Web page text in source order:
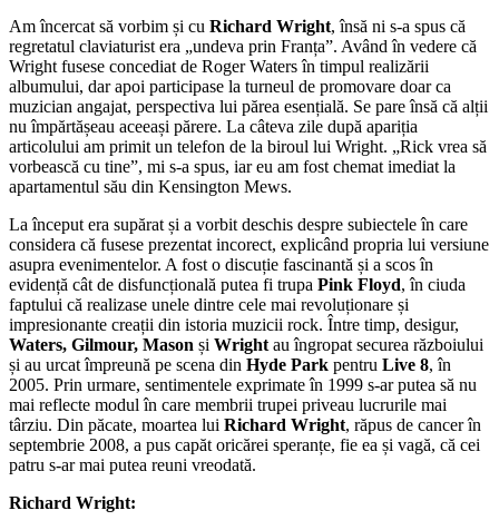
Am încercat să vorbim și cu Richard Wright, însă ni s-a spus că
regretatul claviaturist era „undeva prin Franța”. Având în vedere că
Wright fusese concediat de Roger Waters în timpul realizării
albumului, dar apoi participase la turneul de promovare doar ca
muzician angajat, perspectiva lui părea esențială. Se pare însă că alții
nu împărtășeau aceeași părere. La câteva zile după apariția
articolului am primit un telefon de la biroul lui Wright. „Rick vrea să
vorbească cu tine”, mi s-a spus, iar eu am fost chemat imediat la
apartamentul său din Kensington Mews.
La început era supărat și a vorbit deschis despre subiectele în care
considera că fusese prezentat incorect, explicând propria lui versiune
asupra evenimentelor. A fost o discuție fascinantă și a scos în
evidență cât de disfuncțională putea fi trupa Pink Floyd, în ciuda
faptului că realizase unele dintre cele mai revoluționare și
impresionante creații din istoria muzicii rock. Între timp, desigur,
Waters, Gilmour, Mason și Wright au îngropat securea războiului
și au urcat împreună pe scena din Hyde Park pentru Live 8, în
2005. Prin urmare, sentimentele exprimate în 1999 s-ar putea să nu
mai reflecte modul în care membrii trupei priveau lucrurile mai
târziu. Din păcate, moartea lui Richard Wright, răpus de cancer în
septembrie 2008, a pus capăt oricărei speranțe, fie ea și vagă, că cei
patru s-ar mai putea reuni vreodată.
Richard Wright: